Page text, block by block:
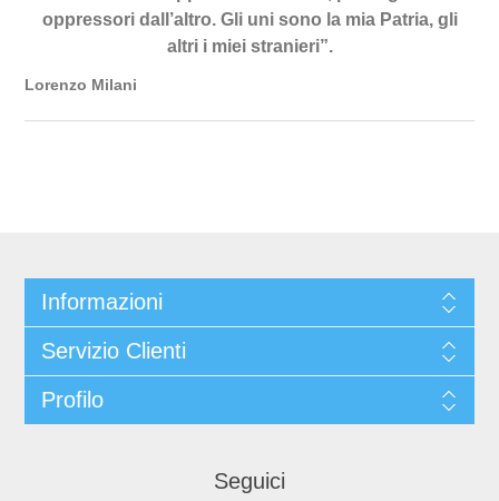
oppressori dall’altro. Gli uni sono la mia Patria, gli
altri i miei stranieri”.
Lorenzo Milani
Informazioni
Servizio Clienti
Profilo
Seguici